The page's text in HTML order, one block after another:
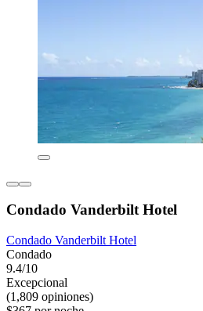
Condado Vanderbilt Hotel
Condado Vanderbilt Hotel
Condado
9.4/10
Excepcional
(1,809 opiniones)